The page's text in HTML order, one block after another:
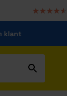
★★★★★
★★★★★
klant